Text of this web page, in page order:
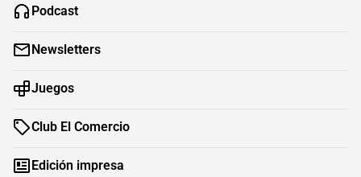
Podcast
Newsletters
Juegos
Club El Comercio
Edición impresa